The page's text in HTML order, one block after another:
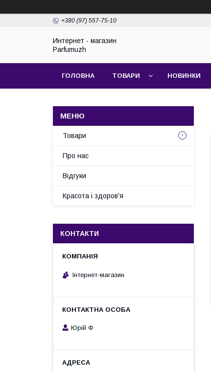
+380 (97) 557-75-10
Интернет - магазин
Parfumuzh
ГОЛОВНА ТОВАРИ НОВИНКИ
Товари
Про нас
Відгуки
Красота і здоров'я
КОНТАКТИ
Інтернет-магазин
Юрій Ф